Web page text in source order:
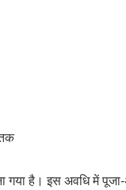
गया है। इस अवधि में पूजा-